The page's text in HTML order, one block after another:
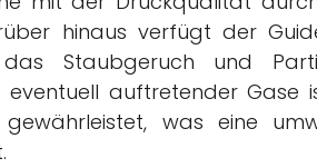
hinaus verfügt der
das Staubgeruch und
auftretender Gase
was eine